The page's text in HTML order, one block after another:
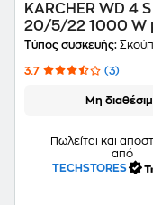
KARCHER WD 4
20/5/22 1000 W
20 L Κίτρινο
Τύπος συσκευής:
3.7 (3)
Μη
Πωλείται και
από
TECHSTORES